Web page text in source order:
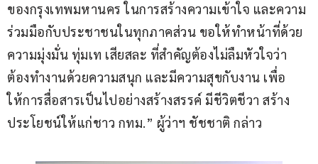
ของกรุงเทพมหานคร ในการสร้างความเข้าใจ และความ
ร่วมมือกับประชาชนในทุกภาคส่วน ขอให้ทำหน้าที่ด้วย
ความมุ่งมั่น ทุ่มเท เสียสละ ที่สำคัญต้องไม่ลืมหัวใจว่า
ต้องทำงานด้วยความสนุก และมีความสุขกับงาน เพื่อ
ให้การสื่อสารเป็นไปอย่างสร้างสรรค์ มีชีวิตชีวา สร้าง
ประโยชน์ให้แก่ชาว กทม.” ผู้ว่าฯ ชัชชาติ กล่าว